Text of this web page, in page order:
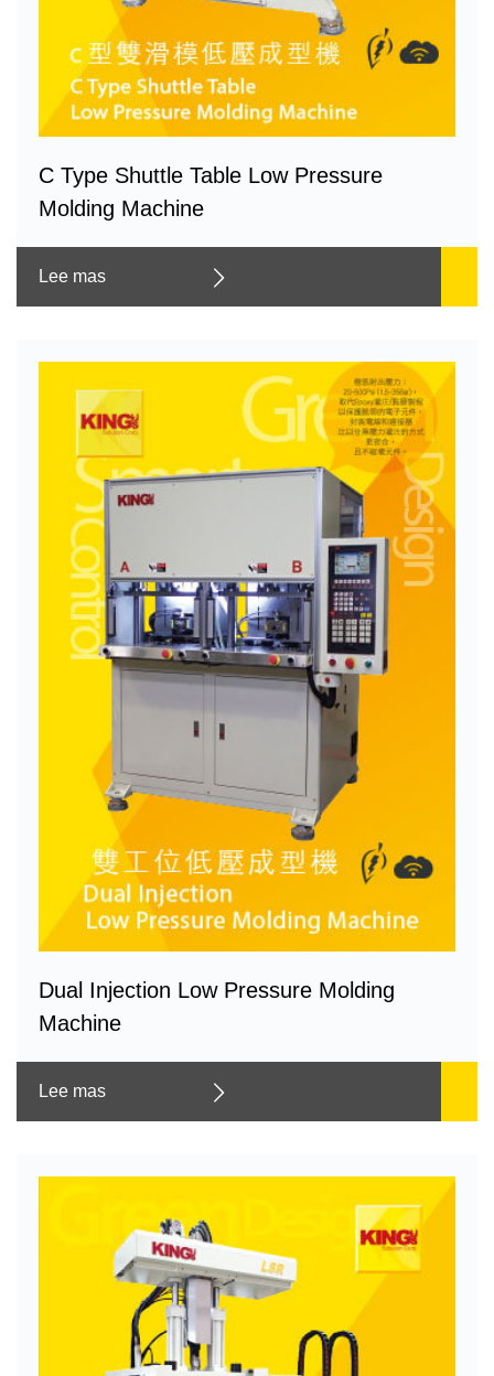
C Type Shuttle Table Low Pressure
Molding Machine
Lee mas
Dual Injection Low Pressure Molding
Machine
Lee mas